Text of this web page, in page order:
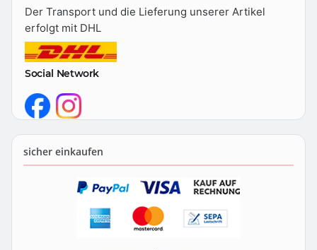
Der Transport und die Lieferung unserer Artikel
erfolgt mit DHL
Social Network
sicher einkaufen